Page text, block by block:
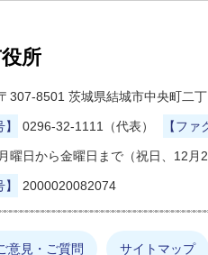
げった
所
307-8501 茨城県結城市中央町二
0296-32-1111（代表） 【ファ
月曜日から金曜日まで（祝日、12
2000020082074
意見・ご質問 サイトマップ